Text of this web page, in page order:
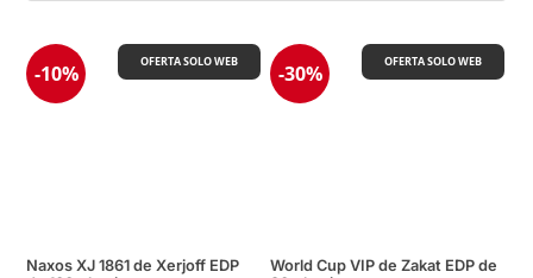
-10% OFERTA SOLO WEB
Naxos XJ 1861 de Xerjoff EDP
OFERTA SOLO WEB
-30%
World Cup VIP de Zakat EDP de